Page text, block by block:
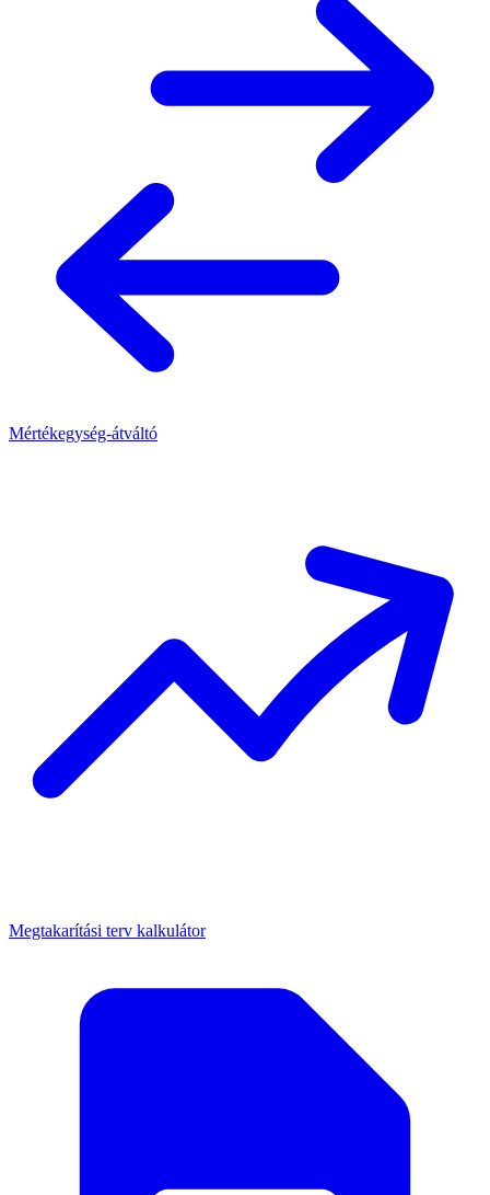
Mértékegység-átváltó
Megtakarítási terv kalkulátor